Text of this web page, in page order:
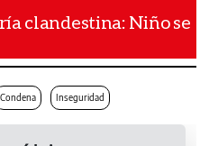
clandestina: Niño se
Condena Inseguridad